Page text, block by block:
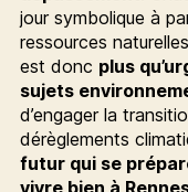
jour symbolique à
ressources
est donc plus
sujets
d’engager la
dérèglements
futur qui se
vivre bien à